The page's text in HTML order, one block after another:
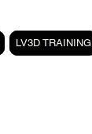
LV3D TRAINING